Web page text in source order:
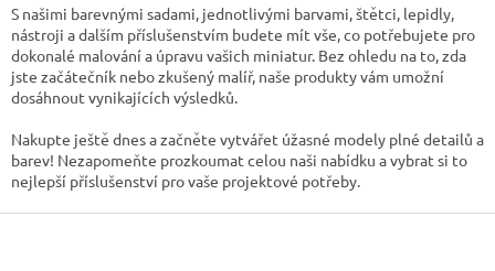
v
k
y
v
i
s
u
S našimi barevnými sadami, jednotlivými barvami, štětci, lepidly,
nástroji a dalším příslušenstvím budete mít vše, co potřebujete pro
dokonalé malování a úpravu vašich miniatur. Bez ohledu na to, zda
jste začátečník nebo zkušený malíř, naše produkty vám umožní
dosáhnout vynikajících výsledků.
Nakupte ještě dnes a začněte vytvářet úžasné modely plné detailů a
barev! Nezapomeňte prozkoumat celou naši nabídku a vybrat si to
nejlepší příslušenství pro vaše projektové potřeby.
Z